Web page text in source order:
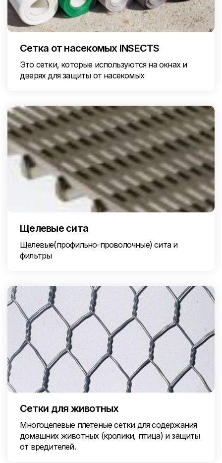
Сетка от насекомых INSECTS
Это сетки, которые используются на окнах и
дверях для защиты от насекомых
Щелевые сита
Щелевые(профильно-проволочные) сита и
фильтры
Сетки для животных
Многоцелевые плетеные сетки для содержания
домашних животных (кролики, птица) и защиты
от вредителей.